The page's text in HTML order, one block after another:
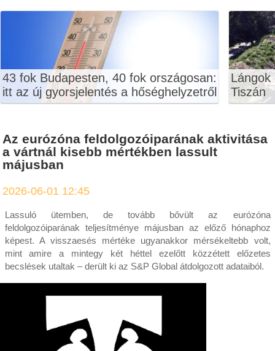
43 fok Budapesten, 40 fok országosan:
itt az új gyorsjelentés a hőséghelyzetről
Lángok
Tiszán
Az eurózóna feldolgozóiparának aktivitása
a vártnál kisebb mértékben lassult
májusban
2026-06-01 12:45
Lassuló ütemben, de tovább bővült az eurózóna
feldolgozóiparának teljesítménye májusban az előző hónaphoz
képest. A visszaesés mértéke ugyanakkor mérsékeltebb volt,
mint amire a mintegy két héttel ezelőtt közzétett előzetes
becslések utaltak – derült ki az S&P Global átdolgozott adataiból.